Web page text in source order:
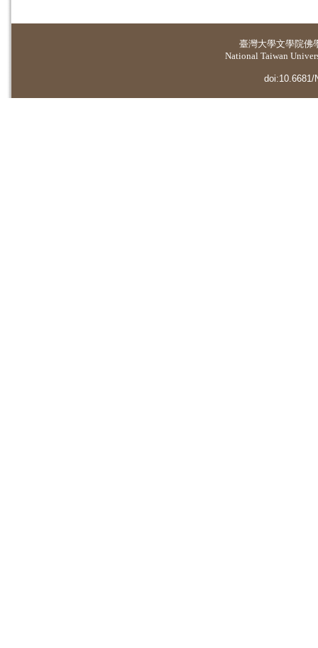
臺灣大學文學院佛
National Taiwan
doi:10.6681/